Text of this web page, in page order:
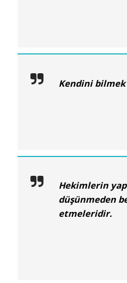
Kendini
Hekimlerin
düşünmeden
etmeleridir.